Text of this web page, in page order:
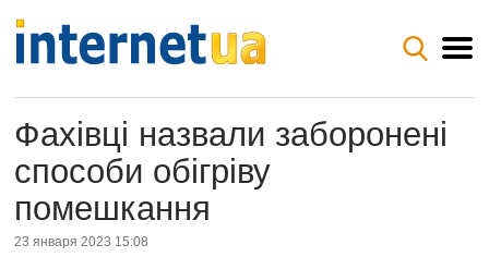
Фахівці назвали заборонені
способи обігріву
помешкання
23 января 2023 15:08